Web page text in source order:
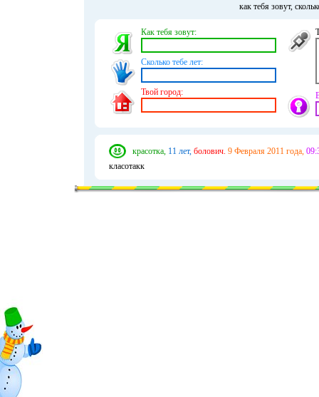
как тебя зовут,
Как тебя зовут:
Сколько тебе лет:
Твой город:
красотка, 11 лет, болович. 9 Февраля 2011 года,
класотакк